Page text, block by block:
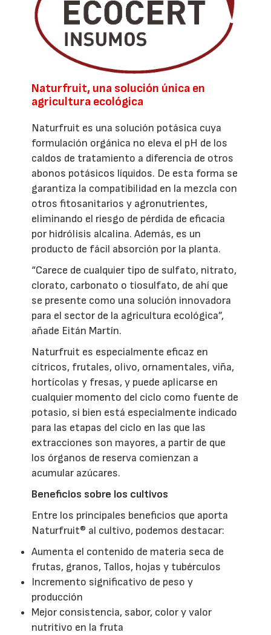
Naturfruit, una solución única en
agricultura ecológica
Naturfruit es una solución potásica cuya
formulación orgánica no eleva el pH de los
caldos de tratamiento a diferencia de otros
abonos potásicos líquidos. De esta forma se
garantiza la compatibilidad en la mezcla con
otros fitosanitarios y agronutrientes,
eliminando el riesgo de pérdida de eficacia
por hidrólisis alcalina. Además, es un
producto de fácil absorción por la planta.
“Carece de cualquier tipo de sulfato, nitrato,
clorato, carbonato o tiosulfato, de ahí que
se presente como una solución innovadora
para el sector de la agricultura ecológica”,
añade Eitán Martín.
Naturfruit es especialmente eficaz en
cítricos, frutales, olivo, ornamentales, viña,
hortícolas y fresas, y puede aplicarse en
cualquier momento del ciclo como fuente de
potasio, si bien está especialmente indicado
para las etapas del ciclo en las que las
extracciones son mayores, a partir de que
los órganos de reserva comienzan a
acumular azúcares.
Beneficios sobre los cultivos
Entre los principales beneficios que aporta
Naturfruit® al cultivo, podemos destacar:
Aumenta el contenido de materia seca de
frutas, granos, Tallos, hojas y tubérculos
Incremento significativo de peso y
producción
Mejor consistencia, sabor, color y valor
nutritivo en la fruta